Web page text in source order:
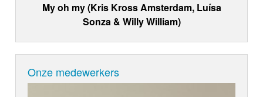
My oh my (Kris Kross Amsterdam, Luísa
Sonza & Willy William)
Onze medewerkers